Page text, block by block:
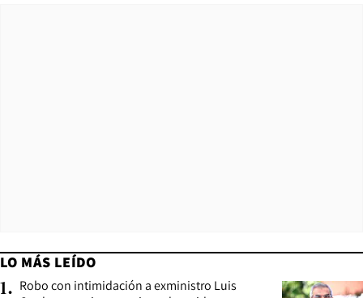
LO MÁS LEÍDO
1. Robo con intimidación a exministro Luis